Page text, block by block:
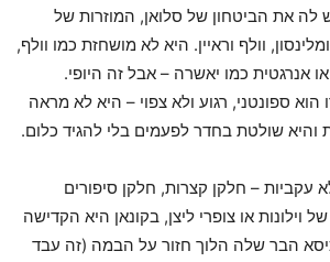
לאוגוסט 2020. יש לה את הביטחון של סלואן, המוזרות של
וולף וראיין. היא לא מושחזת כמו וולף,
אנרגטית כמו יאשרה – אבל זה היופי.
הוא ספונטני, רגוע ולא צפוי – היא לא מראה
שולטת בחדר לפעמים בלי להגיד כלום.
עקביות – חלקן קצרות, חלקן סיפורים
וילונות או צופרי ליצן, בקונאן היא הקדישה
הבר שלה הלוך חזור על הבמה (זה עבד